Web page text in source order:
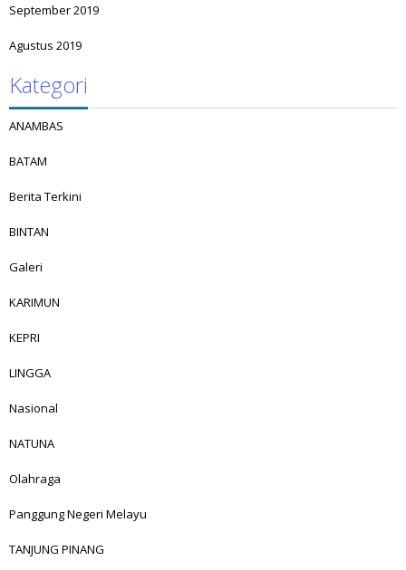
September 2019
Agustus 2019
Kategori
ANAMBAS
BATAM
Berita Terkini
BINTAN
Galeri
KARIMUN
KEPRI
LINGGA
Nasional
NATUNA
Olahraga
Panggung Negeri Melayu
TANJUNG PINANG